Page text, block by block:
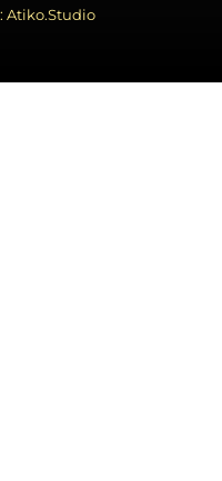
Atiko.Studio